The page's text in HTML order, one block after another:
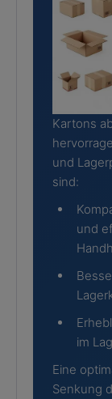
Kartons
und
sind:
und
im
Eine
Senkung